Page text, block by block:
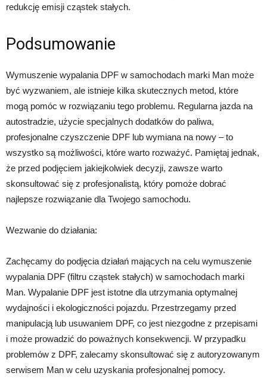
redukcję emisji cząstek stałych.
Podsumowanie
Wymuszenie wypalania DPF w samochodach marki Man może
być wyzwaniem, ale istnieje kilka skutecznych metod, które
mogą pomóc w rozwiązaniu tego problemu. Regularna jazda na
autostradzie, użycie specjalnych dodatków do paliwa,
profesjonalne czyszczenie DPF lub wymiana na nowy – to
wszystko są możliwości, które warto rozważyć. Pamiętaj jednak,
że przed podjęciem jakiejkolwiek decyzji, zawsze warto
skonsultować się z profesjonalistą, który pomoże dobrać
najlepsze rozwiązanie dla Twojego samochodu.
Wezwanie do działania:
Zachęcamy do podjęcia działań mających na celu wymuszenie
wypalania DPF (filtru cząstek stałych) w samochodach marki
Man. Wypalanie DPF jest istotne dla utrzymania optymalnej
wydajności i ekologiczności pojazdu. Przestrzegamy przed
manipulacją lub usuwaniem DPF, co jest niezgodne z przepisami
i może prowadzić do poważnych konsekwencji. W przypadku
problemów z DPF, zalecamy skonsultować się z autoryzowanym
serwisem Man w celu uzyskania profesjonalnej pomocy.